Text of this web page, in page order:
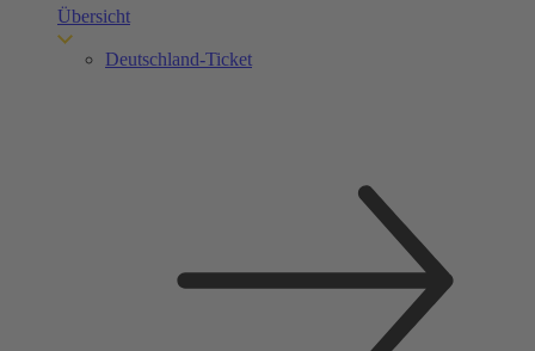
Übersicht
Deutschland-Ticket